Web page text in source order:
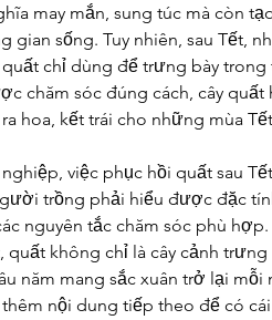
may mắn, sung túc mà còn
gian sống. Tuy nhiên, sau Tết,
chỉ dùng để trưng bày trong
chăm sóc đúng cách, cây quất
hoa, kết trái cho những mùa
việc phục hồi quất sau
trồng phải hiểu được đặc
nguyên tắc chăm sóc phù
không chỉ là cây cảnh trưng
năm mang sắc xuân trở lại mỗi
nội dung tiếp theo để có